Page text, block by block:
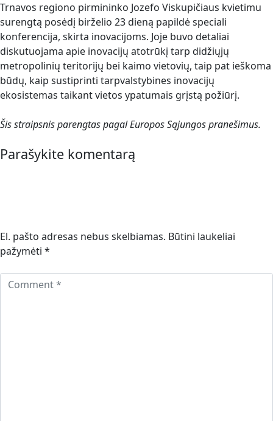
Trnavos regiono pirmininko Jozefo Viskupičiaus kvietimu
surengtą posėdį birželio 23 dieną papildė speciali
konferencija, skirta inovacijoms. Joje buvo detaliai
diskutuojama apie inovacijų atotrūkį tarp didžiųjų
metropolinių teritorijų bei kaimo vietovių, taip pat ieškoma
būdų, kaip sustiprinti tarpvalstybines inovacijų
ekosistemas taikant vietos ypatumais grįstą požiūrį.
Šis straipsnis parengtas pagal Europos Sąjungos pranešimus.
Parašykite komentarą
El. pašto adresas nebus skelbiamas. Būtini laukeliai
pažymėti *